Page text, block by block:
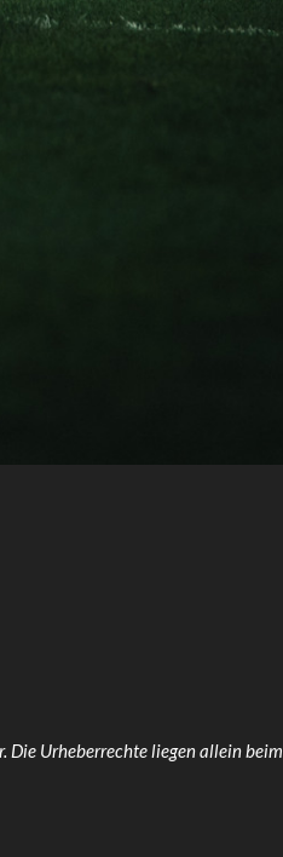
Urheberrechte liegen allein